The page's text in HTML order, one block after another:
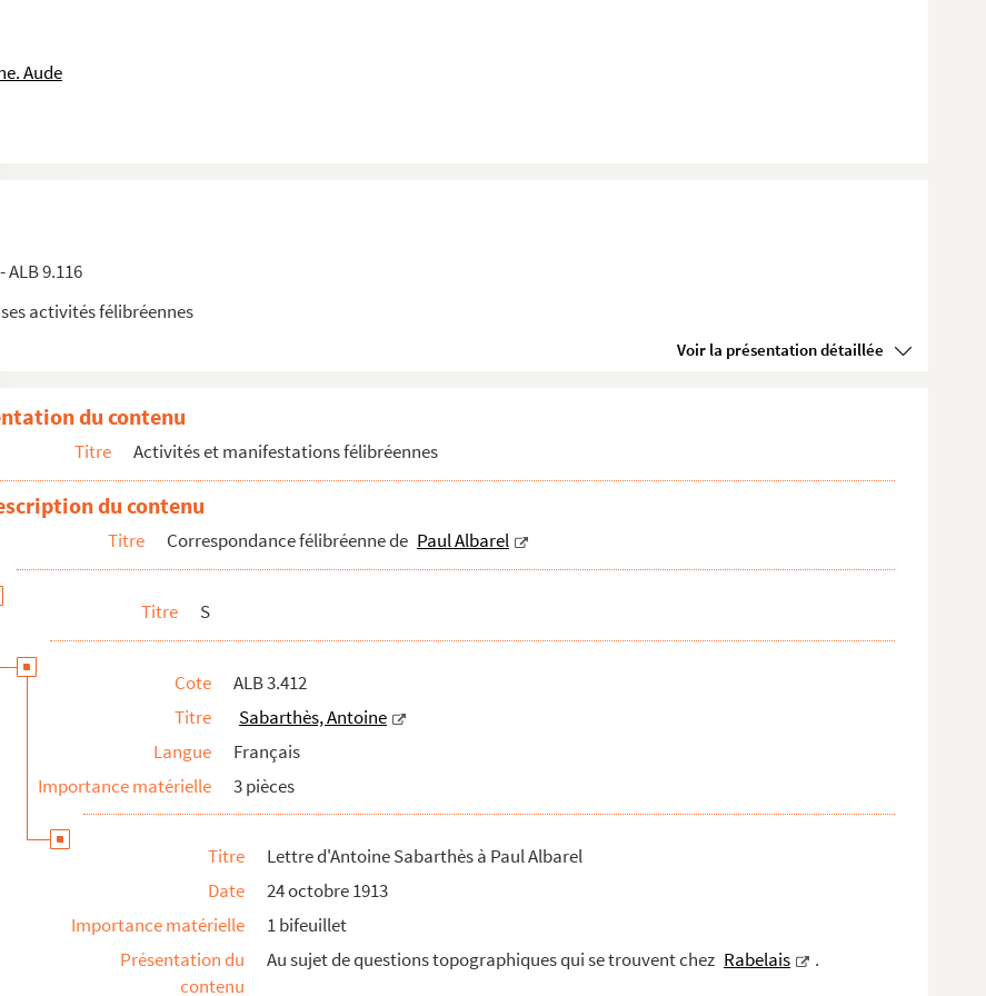
Aude
ALB 9.116
activités félibréennes
Voir la présentation détaillée
du contenu
Titre Activités et manifestations félibréennes
du contenu
Titre Correspondance félibréenne de Paul Albarel
Titre S
Cote
ALB 3.412
Titre
Sabarthès, Antoine
Langue
Français
Importance matérielle
3 pièces
Titre
Lettre d'Antoine Sabarthès à Paul Albarel
Date
24 octobre 1913
Importance matérielle
1 bifeuillet
Présentation du
contenu
Au sujet de questions topographiques qui se trouvent chez Rabelais .